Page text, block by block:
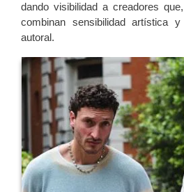
dando visibilidad a creadores
combinan sensibilidad artística
autoral.